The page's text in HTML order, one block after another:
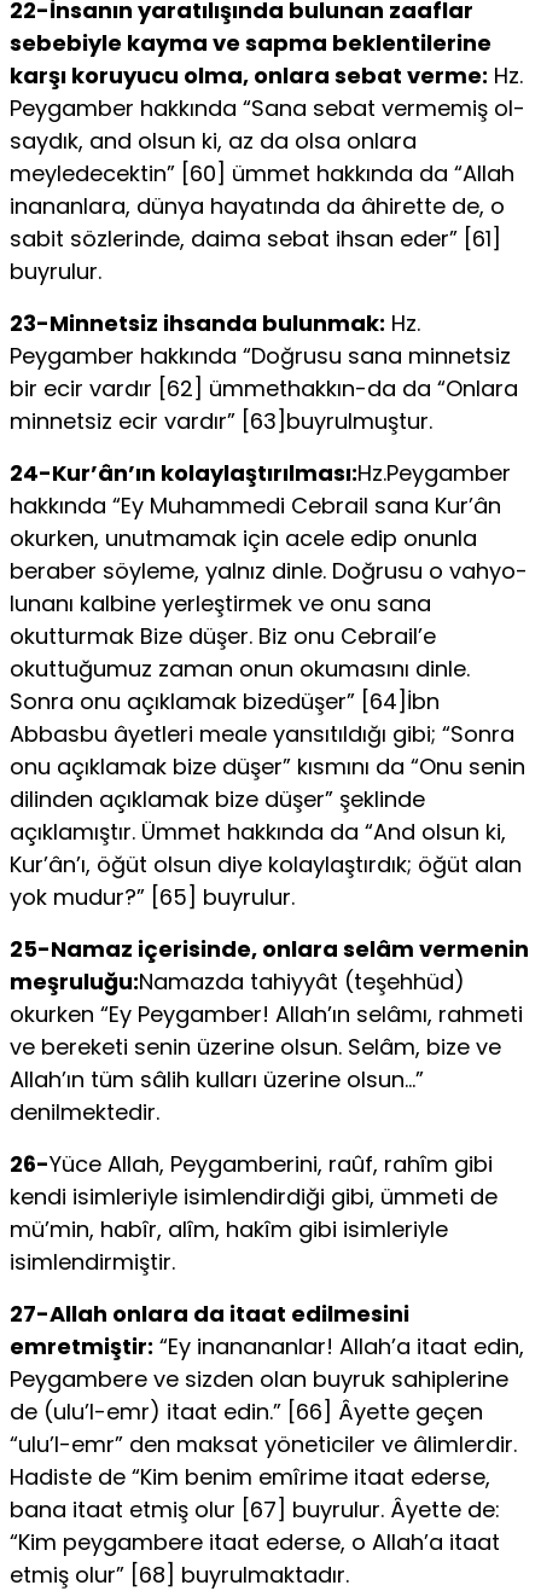
22-İnsanın yaratılışında bulunan zaaflar
sebebiyle kayma ve sapma beklentilerine
karşı koruyucu olma, onlara sebat verme: Hz.
Peygamber hakkında “Sana sebat vermemiş ol­
saydık, and olsun ki, az da olsa onlara
meyledecektin” [60] ümmet hak­kında da “Allah
inananlara, dünya hayatında da âhirette de, o
sabit sözlerinde, daima sebat ihsan eder” [61]
buyrulur.
23-Minnetsiz ihsanda bulunmak: Hz.
Peygamber hakkında “Doğrusu sana minnetsiz
bir ecir vardır [62] ümmethakkın-da da “Onlara
minnetsiz ecir vardır” [63]buyrulmuştur.
24-Kur’ân’ın kolaylaştırılması:Hz.Peygamber
hakkında “Ey Muhammedi Cebrail sana Kur’ân
okurken, unutmamak için acele edip onunla
beraber söyleme, yalnız dinle. Doğrusu o vahyo-
lunanı kalbine yerleştirmek ve onu sana
okutturmak Bize düşer. Biz onu Cebrail’e
okuttuğumuz zaman onun okumasını dinle.
Sonra onu açıklamak bizedüşer” [64]İbn
Abbasbu âyetleri meale yansıtıldığı gibi; “Sonra
onu açıklamak bize düşer” kısmını da “Onu senin
dilinden açıklamak bize düşer” şeklinde
açıklamıştır. Ümmet hakkında da “And olsun ki,
Kur’ân’ı, öğüt olsun diye kolaylaştırdık; öğüt alan
yok mudur?” [65] buyrulur.
25-Namaz içerisinde, onlara selâm vermenin
meşruluğu:Namazda tahiyyât (teşehhüd)
okurken “Ey Peygamber! Allah’ın selâmı, rahmeti
ve bereketi senin üzerine olsun. Selâm, bize ve
Allah’ın tüm sâlih kulları üzerine olsun…”
denilmektedir.
26-Yüce Allah, Peygamberini, raûf, rahîm gibi
kendi isimleriyle isimlendirdiği gibi, ümmeti de
mü’min, habîr, alîm, hakîm gibi isimle­riyle
isimlendirmiştir.
27-Allah onlara da itaat edilmesini
emretmiştir: “Ey inanananlar! Allah’a itaat edin,
Peygambere ve sizden olan buyruk sahiple­rine
de (ulu’l-emr) itaat edin.” [66] Âyette geçen
“ulu’l-emr” den maksat yöneticiler ve âlimlerdir.
Hadiste de “Kim benim emîrime itaat ederse,
bana itaat etmiş olur [67] buyrulur. Âyette de:
“Kim peygambere itaat ederse, o Allah’a itaat
etmiş olur” [68] buyrulmaktadır.